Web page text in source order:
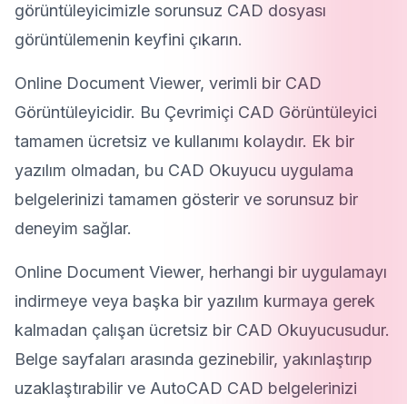
görüntüleyicimizle sorunsuz CAD dosyası
görüntülemenin keyfini çıkarın.
Online Document Viewer, verimli bir CAD
Görüntüleyicidir. Bu Çevrimiçi CAD Görüntüleyici
tamamen ücretsiz ve kullanımı kolaydır. Ek bir
yazılım olmadan, bu CAD Okuyucu uygulama
belgelerinizi tamamen gösterir ve sorunsuz bir
deneyim sağlar.
Online Document Viewer, herhangi bir uygulamayı
indirmeye veya başka bir yazılım kurmaya gerek
kalmadan çalışan ücretsiz bir CAD Okuyucusudur.
Belge sayfaları arasında gezinebilir, yakınlaştırıp
uzaklaştırabilir ve AutoCAD CAD belgelerinizi